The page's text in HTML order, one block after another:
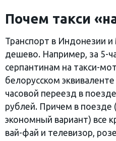
Почем такси
Транспорт в Индонезии
дешево. Например, за 5-
серпантинам на такси-
белорусском
часовой переезд в
рублей. Причем в поезде
экономный вариант) все
вай-фай и телевизор,